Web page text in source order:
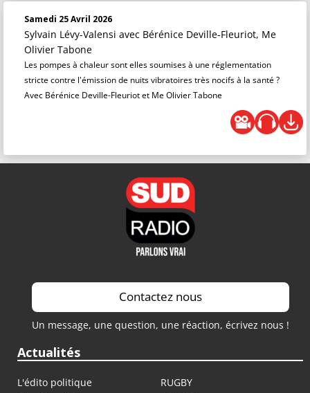
Samedi 25 Avril 2026
Sylvain Lévy-Valensi avec Bérénice Deville-Fleuriot, Me
Olivier Tabone
Les pompes à chaleur sont elles soumises à une réglementation
stricte contre l'émission de nuits vibratoires très nocifs à la santé ?
Avec Bérénice Deville-Fleuriot et Me Olivier Tabone
Contactez nous
Un message, une question, une réaction, écrivez nous !
Actualités
L'édito politique
RUGBY